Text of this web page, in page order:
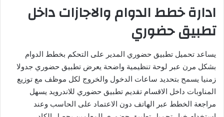
ادارة خطط الدوام والاجازات داخل
تطبيق حضوري
يساعد تحميل تطبيق حضوري المدير على التحكم بخطط الدوام
بشكل مرن عبر لوحة تنظيمية واضحة يعرض تطبيق حضوري جدولا
زمنيا يسمح بتحديد ساعات الدخول والخروج لكل موظف مع توزيع
المناوبات داخل الاقسام تقديم تطبيق حضوري للاندرويد يسهل
مراجعة الخطط عبر الهاتف دون الاعتماد على الحاسب وعند